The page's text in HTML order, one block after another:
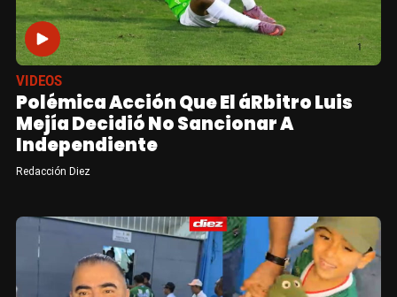
VIDEOS
Polémica Acción Que El áRbitro Luis
Mejía Decidió No Sancionar A
Independiente
Redacción Diez